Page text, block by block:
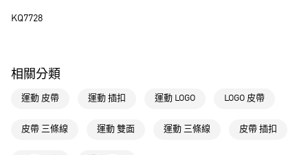
每筆NT$80，滿NT$1,500(含以上)免運費
付款後全家取貨
KQ7728
相關分類
運動 皮帶 運動 插扣 運動 LOGO LOGO 皮帶
皮帶 三條線 運動 雙面 運動 三條線 皮帶 插扣